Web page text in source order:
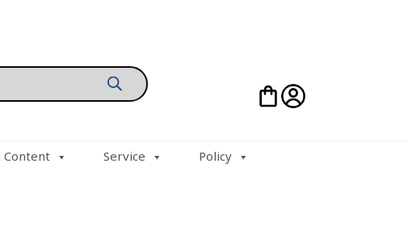
Content Service Policy